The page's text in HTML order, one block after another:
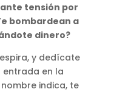
tensión por
bombardean a
dinero?
y dedícate
entrada en la
indica, te